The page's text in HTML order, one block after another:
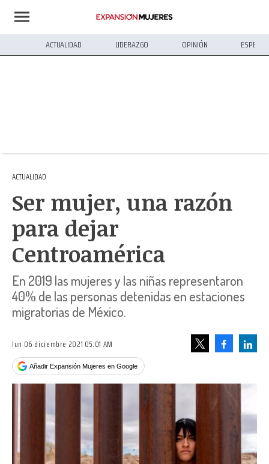
ACTUALIDAD LIDERAZGO OPINIÓN
ACTUALIDAD
Ser mujer, una razón
para dejar
Centroamérica
En 2019 las mujeres y las niñas representaron
40% de las personas detenidas en estaciones
migratorias de México.
lun 06 diciembre 2021 05:01 AM
Añadir Expansión Mujeres en Google
Facebook